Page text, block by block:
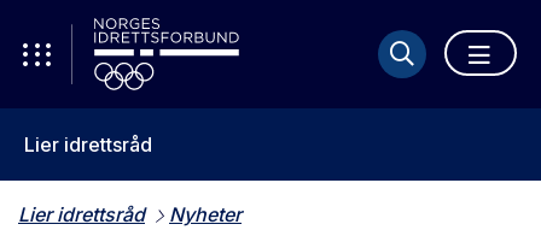
Lier idrettsråd
Lier idrettsråd Nyheter